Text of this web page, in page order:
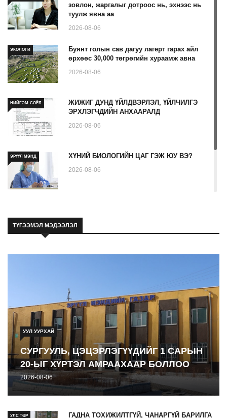
зовлон, жаргалыг дотроос нь, эхнээс нь
туулж явна аа
2026-08-06
ЭКОЛОГИ
Буянт голын сав дагуу лагерт гарах айл
өрхөөс 30,000 төгрөгийн хураамж авна
2026-08-06
НИЙГЭМ-СОЁЛ
ЖИЖИГ ДУНД ҮЙЛДВЭРЛЭЛ, ҮЙЛЧИЛГЭ
ЭРХЛЭГЧДИЙН АНХААРАЛД
2026-08-06
ЭРҮҮЛ МЭНД ХҮНИЙ БИОЛОГИЙН ЦАГ ГЭЖ ЮУ ВЭ?
2026-08-06
юу вэ
2026-08-06
ТҮГЭЭМЭЛ МЭДЭЭЛЭЛ
УУЛ УУРХАЙ
СУРГУУЛЬ, ЦЭЦЭРЛЭГҮҮДИЙГ 1 САРЫН
20-ЫГ ХҮРТЭЛ АМРААХААР БОЛЛОО
2026-08-06
УЛС ТӨР ГАДНА ТОХИЖИЛТГҮЙ, ЧАНАРГҮЙ БАРИЛГА